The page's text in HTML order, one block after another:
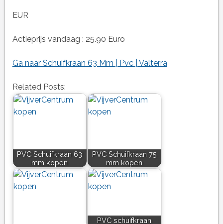
EUR
Actieprijs vandaag : 25.90 Euro
Ga naar Schuifkraan 63 Mm | Pvc | Valterra
Related Posts:
PVC Schuifkraan 63
mm kopen
PVC Schuifkraan 75
mm kopen
PVC schuifkraan